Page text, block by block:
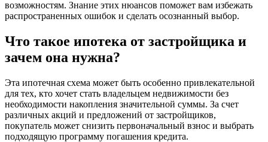
возможностям. Знание этих нюансов поможет вам избежать
распространенных ошибок и сделать осознанный выбор.
Что такое ипотека от застройщика и
зачем она нужна?
Эта ипотечная схема может быть особенно привлекательной
для тех, кто хочет стать владельцем недвижимости без
необходимости накопления значительной суммы. За счет
различных акций и предложений от застройщиков,
покупатель может снизить первоначальный взнос и выбрать
подходящую программу погашения кредита.